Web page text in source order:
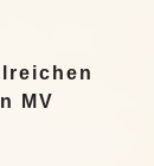
MV